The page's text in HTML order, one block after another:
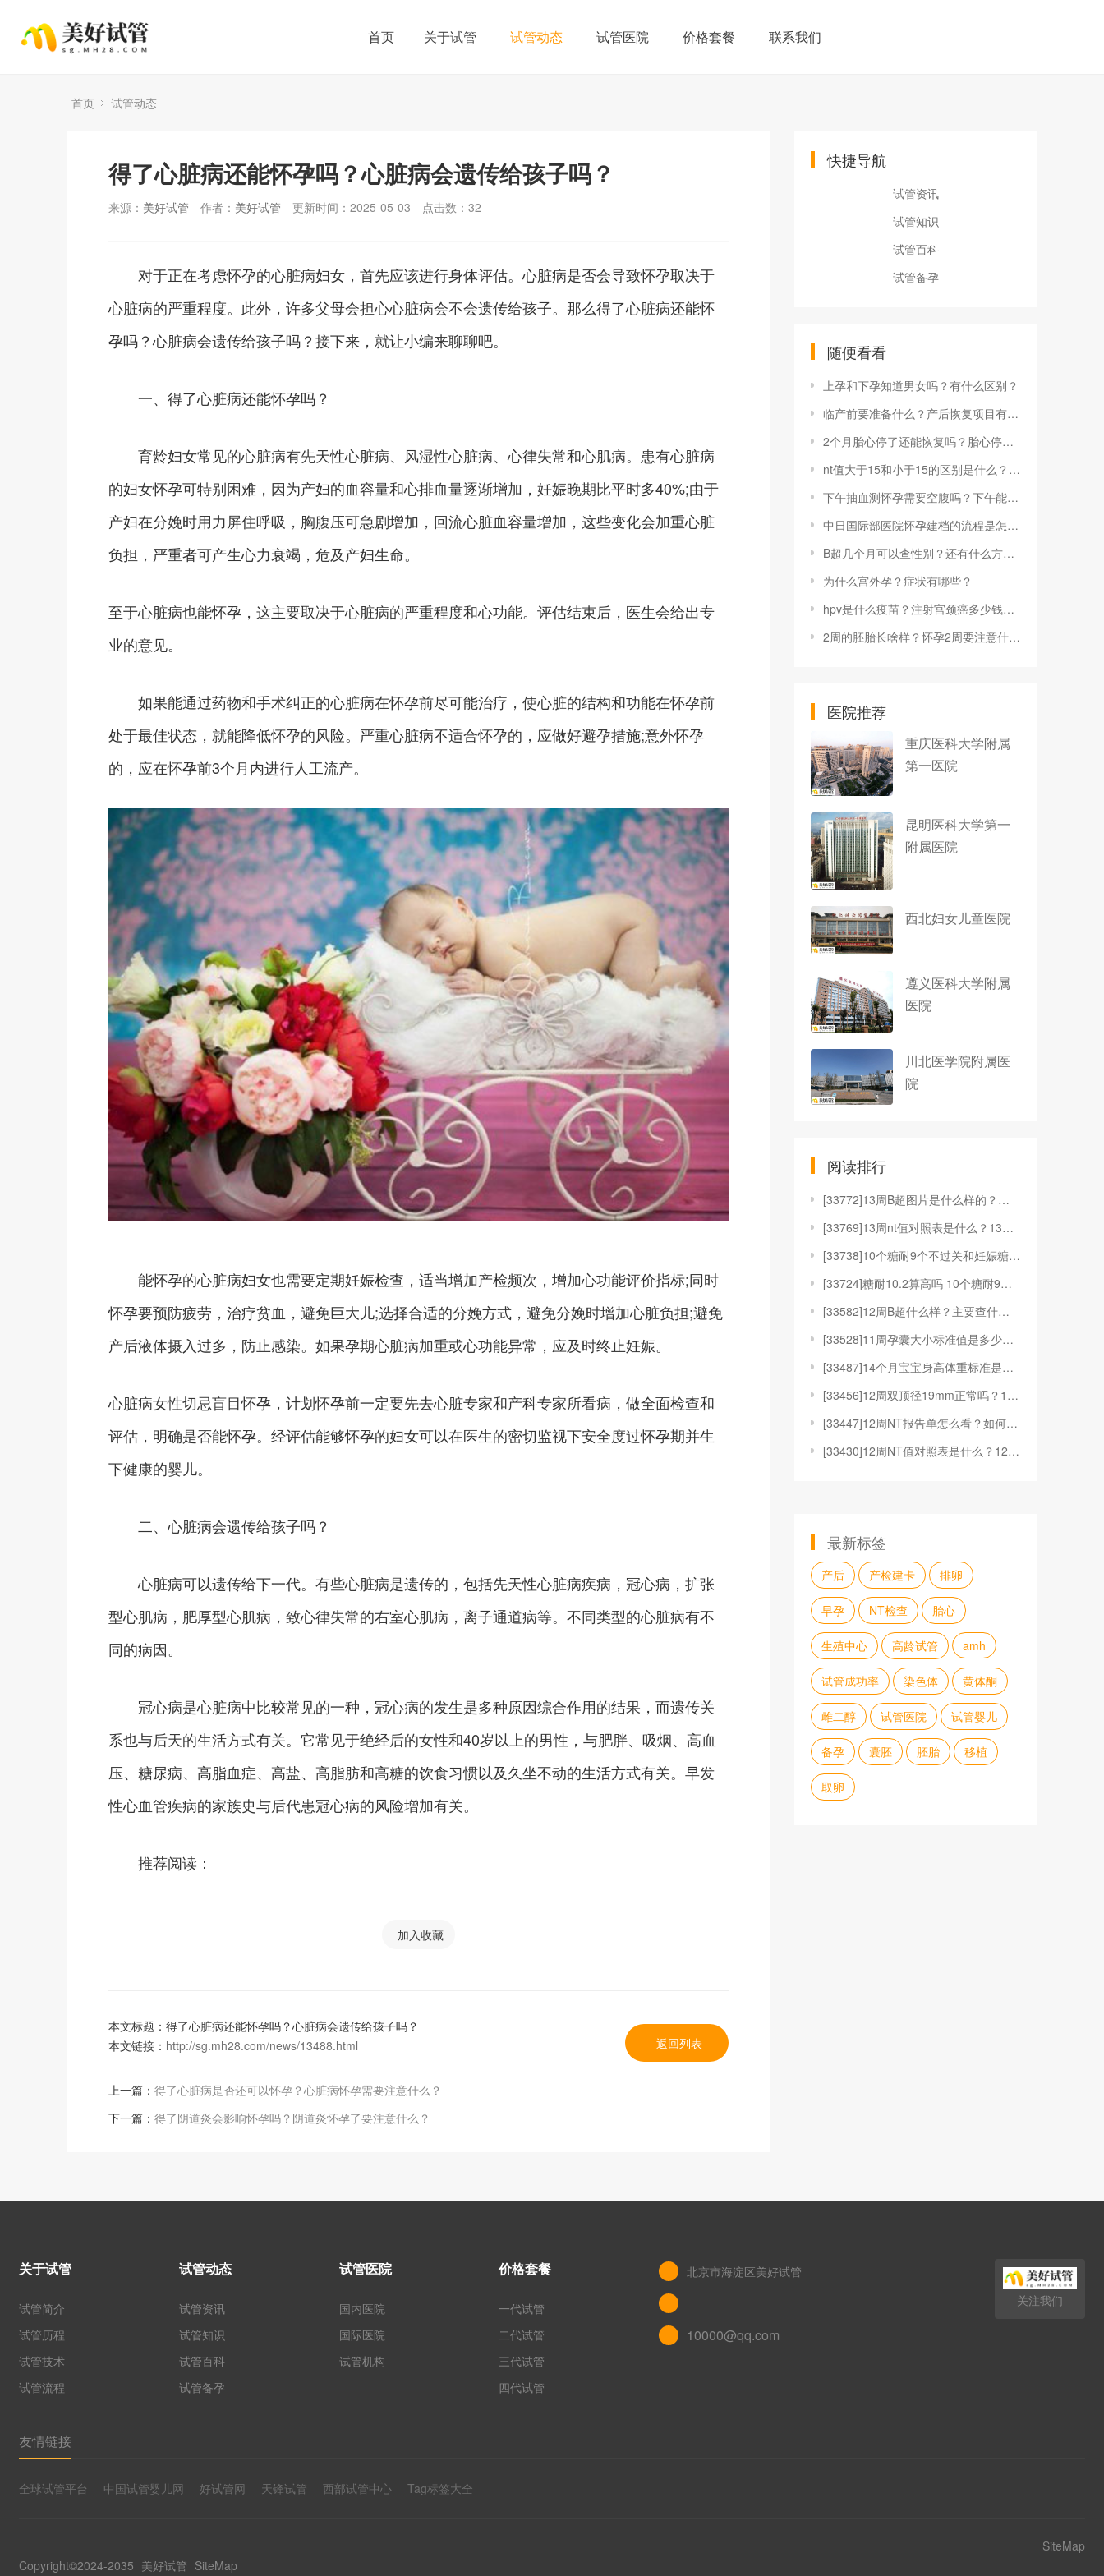
首页 关于试管 试管动态 试管医院 价格套餐 联系我们
首页 试管动态
得了心脏病还能怀孕吗？心脏病会遗传给孩子吗？
来源： 美好试管 作者： 美好试管 更新时间：2025-05-03 点击数： 32
对于正在考虑怀孕的心脏病妇女，首先应该进行身体评估。心脏病是否会导致怀孕取决于
心脏病的严重程度。此外，许多父母会担心心脏病会不会遗传给孩子。那么得了心脏病还能怀
孕吗？心脏病会遗传给孩子吗？接下来，就让小编来聊聊吧。
一、得了心脏病还能怀孕吗？
育龄妇女常见的心脏病有先天性心脏病、风湿性心脏病、心律失常和心肌病。患有心脏病
的妇女怀孕可特别困难，因为产妇的血容量和心排血量逐渐增加，妊娠晚期比平时多40%;由于
产妇在分娩时用力屏住呼吸，胸腹压可急剧增加，回流心脏血容量增加，这些变化会加重心脏
负担，严重者可产生心力衰竭，危及产妇生命。
至于心脏病也能怀孕，这主要取决于心脏病的严重程度和心功能。评估结束后，医生会给出专
业的意见。
如果能通过药物和手术纠正的心脏病在怀孕前尽可能治疗，使心脏的结构和功能在怀孕前
处于最佳状态，就能降低怀孕的风险。严重心脏病不适合怀孕的，应做好避孕措施;意外怀孕
的，应在怀孕前3个月内进行人工流产。
能怀孕的心脏病妇女也需要定期妊娠检查，适当增加产检频次，增加心功能评价指标;同时
怀孕要预防疲劳，治疗贫血，避免巨大儿;选择合适的分娩方式，避免分娩时增加心脏负担;避免
产后液体摄入过多，防止感染。如果孕期心脏病加重或心功能异常，应及时终止妊娠。
心脏病女性切忌盲目怀孕，计划怀孕前一定要先去心脏专家和产科专家所看病，做全面检查和
评估，明确是否能怀孕。经评估能够怀孕的妇女可以在医生的密切监视下安全度过怀孕期并生
下健康的婴儿。
二、心脏病会遗传给孩子吗？
心脏病可以遗传给下一代。有些心脏病是遗传的，包括先天性心脏病疾病，冠心病，扩张
型心肌病，肥厚型心肌病，致心律失常的右室心肌病，离子通道病等。不同类型的心脏病有不
同的病因。
冠心病是心脏病中比较常见的一种，冠心病的发生是多种原因综合作用的结果，而遗传关
系也与后天的生活方式有关。它常见于绝经后的女性和40岁以上的男性，与肥胖、吸烟、高血
压、糖尿病、高脂血症、高盐、高脂肪和高糖的饮食习惯以及久坐不动的生活方式有关。早发
性心血管疾病的家族史与后代患冠心病的风险增加有关。
推荐阅读：
加入收藏
本文标题：得了心脏病还能怀孕吗？心脏病会遗传给孩子吗？
本文链接： http://sg.mh28.com/news/13488.html
上一篇： 得了心脏病是否还可以怀孕？心脏病怀孕需要注意什么？
下一篇： 得了阴道炎会影响怀孕吗？阴道炎怀孕了要注意什么？
返回列表
快捷导航
试管资讯
试管知识
试管百科
试管备孕
随便看看
上孕和下孕知道男女吗？有什么区别？
临产前要准备什么？产后恢复项目有哪些？
2个月胎心停了还能恢复吗？胎心停止发育是什么原因引起的？
nt值大于15和小于15的区别是什么？nt值太高怎么办？
下午抽血测怀孕需要空腹吗？下午能不能抽血验孕呢？
中日国际部医院怀孕建档的流程是怎样的？中日国际部的就医环境怎么样？
B超几个月可以查性别？还有什么方法？
为什么宫外孕？症状有哪些？
hpv是什么疫苗？注射宫颈癌多少钱一针？
2周的胚胎长啥样？怀孕2周要注意什么？
医院推荐
重庆医科大学附属
第一医院
昆明医科大学第一
附属医院
西北妇女儿童医院
遵义医科大学附属
医院
川北医学院附属医
院
阅读排行
[33772]13周B超图片是什么样的？有什么用？
[33769]13周nt值对照表是什么？13周nt值对
[33738]10个糖耐9个不过关和妊娠糖尿病有何关系
[33724]糖耐10.2算高吗 10个糖耐9个不过关
[33582]12周B超什么样？主要查什么？
[33528]11周孕囊大小标准值是多少？11周孕囊是
[33487]14个月宝宝身高体重标准是多少？要注意什
[33456]12周双顶径19mm正常吗？12周双顶径
[33447]12周NT报告单怎么看？如何应对12周N
[33430]12周NT值对照表是什么？12周NT值对
最新标签
产后 产检建卡 排卵
早孕 NT检查 胎心
生殖中心 高龄试管 amh
试管成功率 染色体 黄体酮
雌二醇 试管医院 试管婴儿
备孕 囊胚 胚胎 移植
取卵
关于试管
试管简介
试管历程
试管技术
试管流程
试管动态
试管资讯
试管知识
试管百科
试管备孕
试管医院
国内医院
国际医院
试管机构
价格套餐
一代试管
二代试管
三代试管
四代试管
北京市海淀区美好试管
10000@qq.com
关注我们
友情链接
全球试管平台 中国试管婴儿网 好试管网 天锋试管 西部试管中心 Tag标签大全
Copyright©2024-2035 美好试管 SiteMap
SiteMap